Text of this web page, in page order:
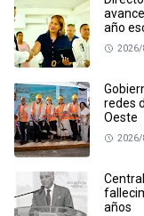
año
2026/
redes
Oeste
2026/
años